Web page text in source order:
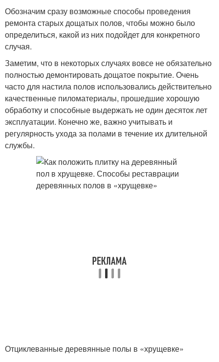
Обозначим сразу возможные способы проведения
ремонта старых дощатых полов, чтобы можно было
определиться, какой из них подойдет для конкретного
случая.
Заметим, что в некоторых случаях вовсе не обязательно
полностью демонтировать дощатое покрытие. Очень
часто для настила полов использовались действительно
качественные пиломатериалы, прошедшие хорошую
обработку и способные выдержать не один десяток лет
эксплуатации. Конечно же, важно учитывать и
регулярность ухода за полами в течение их длительной
службы.
Отциклеванные деревянные полы в «хрущевке»